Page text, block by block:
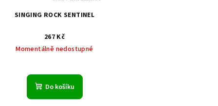
SINGING ROCK SENTINEL
267 Kč
Momentálně nedostupné
Do košíku